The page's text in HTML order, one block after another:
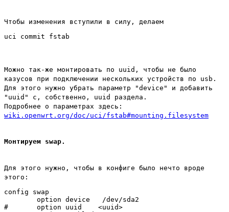
Чтобы изменения вступили в силу, делаем
Можно так-же монтировать по uuid, чтобы не было
казусов при подключении нескольких устройств по usb.
Для этого нужно убрать параметр "device" и добавить
"uuid" с, собственно, uuid раздела.
Подробнее о параметрах здесь:
wiki.openwrt.org/doc/uci/fstab#mounting.filesystem
Монтируем swap.
Для этого нужно, чтобы в конфиге было нечто вроде
этого:
config swap
        option device   /dev/sda2
#       option uuid    <uuid>